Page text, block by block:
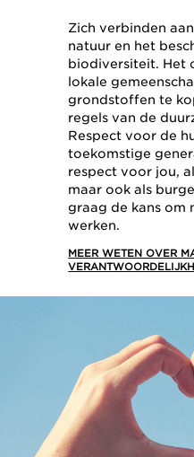
Zich verbinden
natuur en het
biodiversiteit. Het
lokale
grondstoffen te
regels van de
Respect voor de
toekomstige
respect voor jou,
maar ook als
graag de kans om
werken.
MEER WETEN OVER